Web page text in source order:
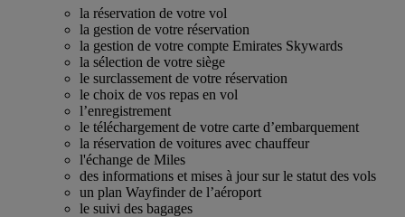
la réservation de votre vol
la gestion de votre réservation
la gestion de votre compte Emirates Skywards
la sélection de votre siège
le surclassement de votre réservation
le choix de vos repas en vol
l’enregistrement
le téléchargement de votre carte d’embarquement
la réservation de voitures avec chauffeur
l'échange de Miles
des informations et mises à jour sur le statut des vols
un plan Wayfinder de l’aéroport
le suivi des bagages